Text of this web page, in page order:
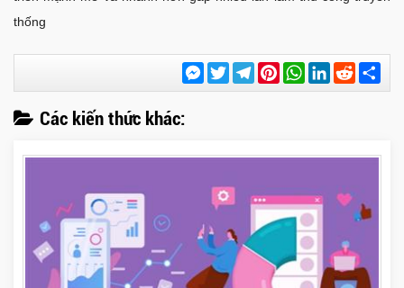
thống
Messenger
TwitterTelegramPinterestWhatsApp
LinkedInReddit
Các kiến thức khác: